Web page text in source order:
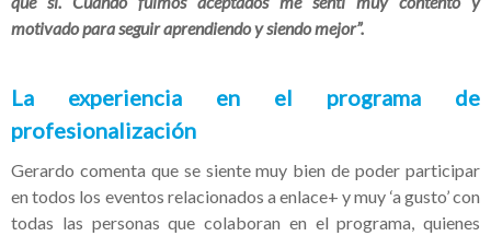
motivado para seguir aprendiendo y siendo mejor”.
La experiencia en el programa de
profesionalización
Gerardo comenta que se siente muy bien de poder participar
en todos los eventos relacionados a enlace+ y muy ‘a gusto’ con
todas las personas que colaboran en el programa, quienes